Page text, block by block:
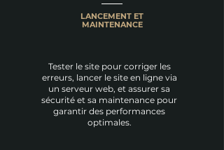
LANCEMENT ET
MAINTENANCE
Tester le site pour corriger les
erreurs, lancer le site en ligne via
un serveur web, et assurer sa
sécurité et sa maintenance pour
garantir des performances
optimales.